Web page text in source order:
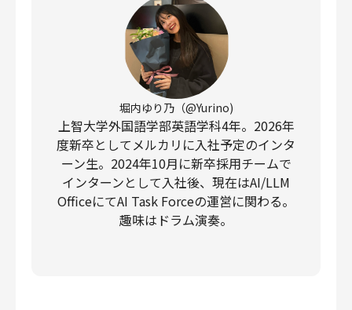
堀内ゆり乃（@Yurino)
上智大学外国語学部英語学科4年。2026年
度新卒としてメルカリに入社予定のインタ
ーン生。2024年10月に新卒採用チームで
インターンとして入社後、現在はAI/LLM
OfficeにてAI Task Forceの運営に関わる。
趣味はドラム演奏。